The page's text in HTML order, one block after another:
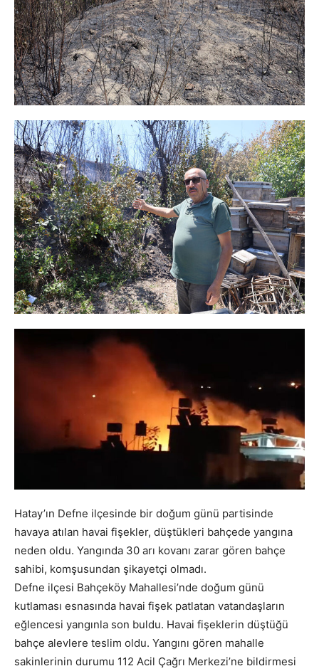
Hatay’ın Defne ilçesinde bir doğum günü partisinde
havaya atılan havai fişekler, düştükleri bahçede yangına
neden oldu. Yangında 30 arı kovanı zarar gören bahçe
sahibi, komşusundan şikayetçi olmadı.
Defne ilçesi Bahçeköy Mahallesi’nde doğum günü
kutlaması esnasında havai fişek patlatan vatandaşların
eğlencesi yangınla son buldu. Havai fişeklerin düştüğü
bahçe alevlere teslim oldu. Yangını gören mahalle
sakinlerinin durumu 112 Acil Çağrı Merkezi’ne bildirmesi